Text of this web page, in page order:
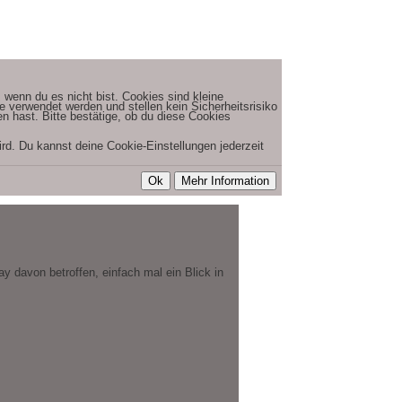
du es nicht bist. Cookies sind kleine
werden und stellen kein Sicherheitsrisiko
hast. Bitte bestätige, ob du diese Cookies
Du kannst deine Cookie-Einstellungen jederzeit
davon betroffen, einfach mal ein Blick in